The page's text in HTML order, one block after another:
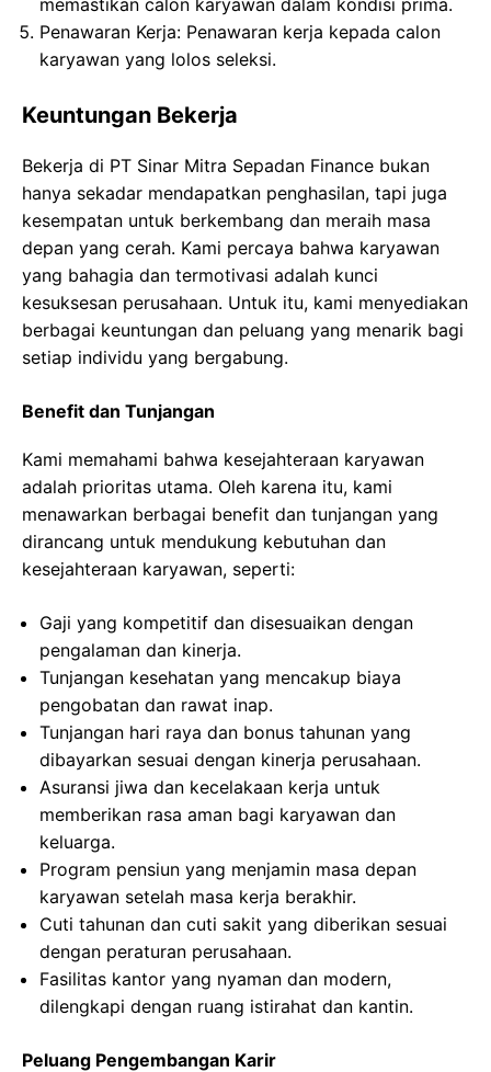
memastikan calon karyawan dalam kondisi prima.
Penawaran Kerja: Penawaran kerja kepada calon
karyawan yang lolos seleksi.
Keuntungan Bekerja
Bekerja di PT Sinar Mitra Sepadan Finance bukan
hanya sekadar mendapatkan penghasilan, tapi juga
kesempatan untuk berkembang dan meraih masa
depan yang cerah. Kami percaya bahwa karyawan
yang bahagia dan termotivasi adalah kunci
kesuksesan perusahaan. Untuk itu, kami menyediakan
berbagai keuntungan dan peluang yang menarik bagi
setiap individu yang bergabung.
Benefit dan Tunjangan
Kami memahami bahwa kesejahteraan karyawan
adalah prioritas utama. Oleh karena itu, kami
menawarkan berbagai benefit dan tunjangan yang
dirancang untuk mendukung kebutuhan dan
kesejahteraan karyawan, seperti:
Gaji yang kompetitif dan disesuaikan dengan
pengalaman dan kinerja.
Tunjangan kesehatan yang mencakup biaya
pengobatan dan rawat inap.
Tunjangan hari raya dan bonus tahunan yang
dibayarkan sesuai dengan kinerja perusahaan.
Asuransi jiwa dan kecelakaan kerja untuk
memberikan rasa aman bagi karyawan dan
keluarga.
Program pensiun yang menjamin masa depan
karyawan setelah masa kerja berakhir.
Cuti tahunan dan cuti sakit yang diberikan sesuai
dengan peraturan perusahaan.
Fasilitas kantor yang nyaman dan modern,
dilengkapi dengan ruang istirahat dan kantin.
Peluang Pengembangan Karir